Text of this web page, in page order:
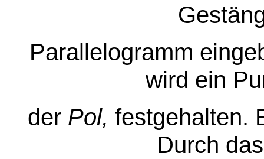
Parallelogramm
wird ein
der Pol,festgehalten.
Durch